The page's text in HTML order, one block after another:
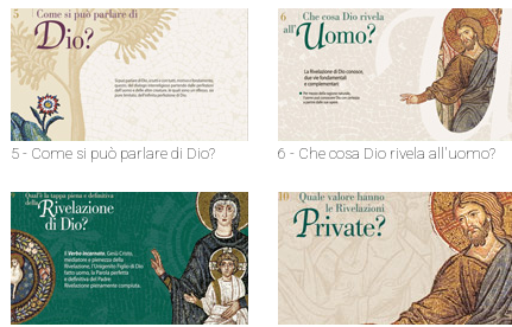
5 - Come si può parlare di Dio? 6 - Che cosa Dio rivela all'uomo?